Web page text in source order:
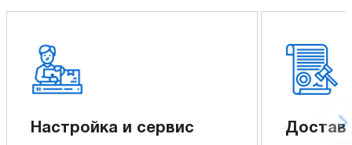
Настройка и сервис